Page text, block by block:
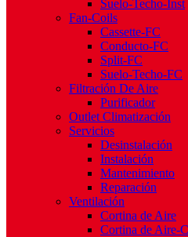
Suelo-Techo-Inst
Fan-Coils
Cassette-FC
Conducto-FC
Split-FC
Suelo-Techo-FC
Filtración De Aire
Purificador
Outlet Climatización
Servicios
Desinstalación
Instalación
Mantenimiento
Reparación
Ventilación
Cortina de Aire
Cortina de Aire-